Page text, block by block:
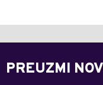
PREUZMI